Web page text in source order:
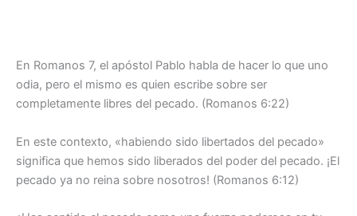
En Romanos 7, el apóstol Pablo habla de hacer lo que uno
odia, pero el mismo es quien escribe sobre ser
completamente libres del pecado. (Romanos 6:22)
En este contexto, «habiendo sido libertados del pecado»
significa que hemos sido liberados del poder del pecado. ¡El
pecado ya no reina sobre nosotros! (Romanos 6:12)